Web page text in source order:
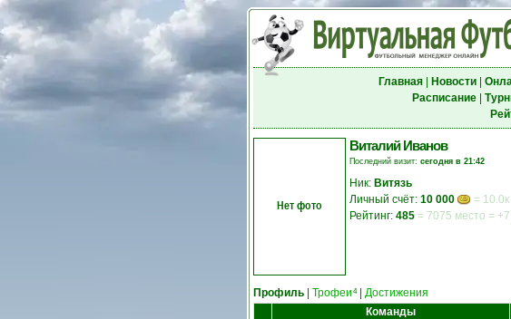
Главная| Новости|
Расписание|
Нет фото
Виталий Иванов
Последний визит: сегодня в 21:42
Ник: Витязь
Личный счёт: 10 000
=
Рейтинг: 485 = 7075 место =
Профиль Трофеи 4| Достижения
Команды